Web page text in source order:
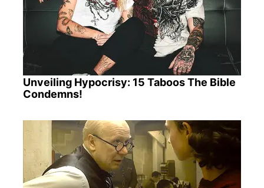
Unveiling Hypocrisy: 15 Taboos The Bible
Condemns!